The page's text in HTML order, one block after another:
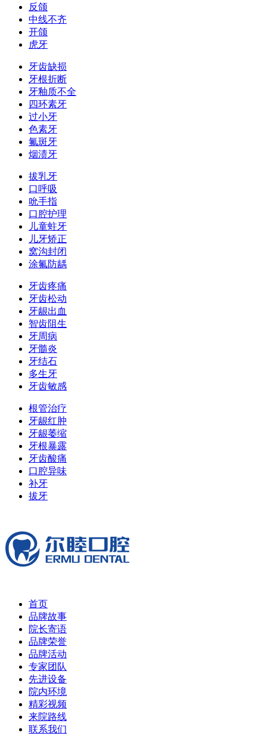
反颌
中线不齐
开颌
虎牙
牙齿缺损
牙根折断
牙釉质不全
四环素牙
过小牙
色素牙
氟斑牙
烟渍牙
拔乳牙
口呼吸
吮手指
口腔护理
儿童蛀牙
儿牙矫正
窝沟封闭
涂氟防龋
牙齿疼痛
牙齿松动
牙龈出血
智齿阻生
牙周病
牙髓炎
牙结石
多生牙
牙齿敏感
根管治疗
牙龈红肿
牙龈萎缩
牙根暴露
牙齿酸痛
口腔异味
补牙
拔牙
首页
品牌故事
院长寄语
品牌荣誉
品牌活动
专家团队
先进设备
院内环境
精彩视频
来院路线
联系我们